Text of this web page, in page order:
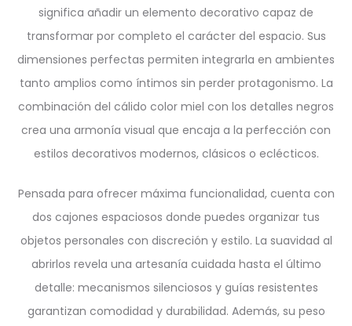
significa añadir un elemento decorativo capaz de
transformar por completo el carácter del espacio. Sus
dimensiones perfectas permiten integrarla en ambientes
tanto amplios como íntimos sin perder protagonismo. La
combinación del cálido color miel con los detalles negros
crea una armonía visual que encaja a la perfección con
estilos decorativos modernos, clásicos o eclécticos.
Pensada para ofrecer máxima funcionalidad, cuenta con
dos cajones espaciosos donde puedes organizar tus
objetos personales con discreción y estilo. La suavidad al
abrirlos revela una artesanía cuidada hasta el último
detalle: mecanismos silenciosos y guías resistentes
garantizan comodidad y durabilidad. Además, su peso